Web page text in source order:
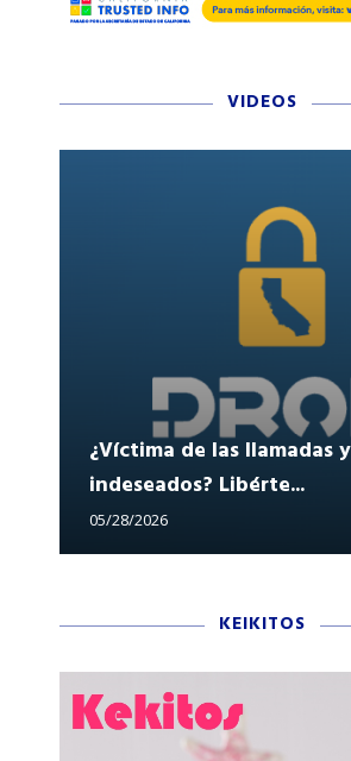
IMPACTOS EN EL SERVICIO DE
TRANSPORTE Y CALLES
VIDEOS
¿Víctima de las llamadas
indeseados? Libérte...
05/28/2026
KEIKITOS